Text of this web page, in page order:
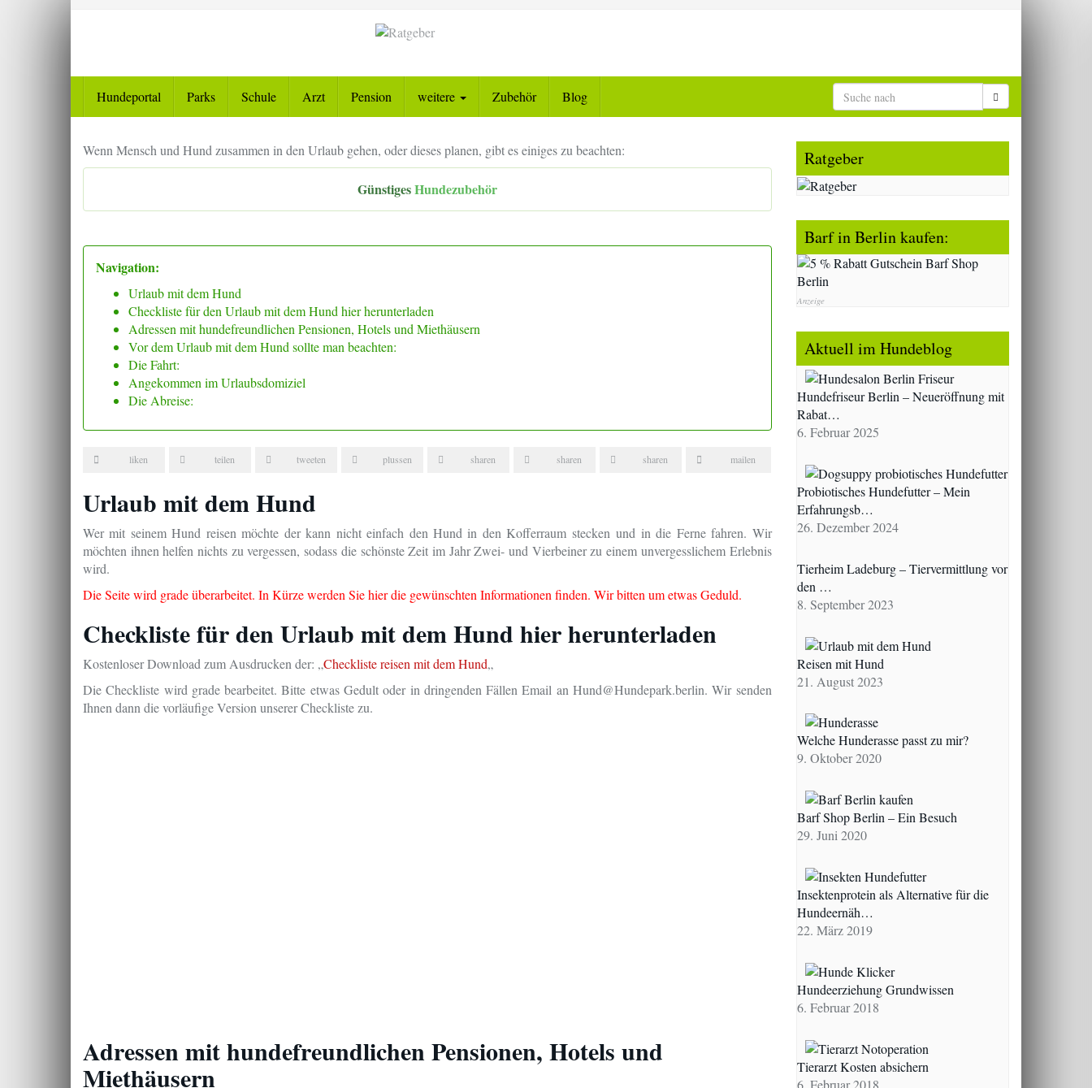
Hundeportal Parks Schule Arzt Pension weitere Zubehör Blog
Wenn Mensch und Hund zusammen in den Urlaub gehen, oder dieses planen, gibt es einiges zu beachten:
GünstigesHundezubehör
Navigation:
Urlaub mit dem Hund
Checkliste für den Urlaub mit dem Hund hier herunterladen
Adressen mit hundefreundlichen Pensionen, Hotels und Miethäusern
Vor dem Urlaub mit dem Hund sollte man beachten:
Die Fahrt:
Angekommen im Urlaubsdomiziel
Die Abreise:
liken teilen tweeten plussen sharen sharen sharen mailen
Urlaub mit dem Hund
Wer mit seinem Hund reisen möchte der kann nicht einfach den Hund in den Kofferraum stecken und in die Ferne fahren. Wir
möchten ihnen helfen nichts zu vergessen, sodass die schönste Zeit im Jahr Zwei- und Vierbeiner zu einem unvergesslichem Erlebnis
wird.
Die Seite wird grade überarbeitet. In Kürze werden Sie hier die gewünschten Informationen finden. Wir bitten um etwas Geduld.
Checkliste für den Urlaub mit dem Hund hier herunterladen
Kostenloser Download zum Ausdrucken der: „Checkliste reisen mit dem Hund„
Die Checkliste wird grade bearbeitet. Bitte etwas Gedult oder in dringenden Fällen Email an Hund@Hundepark.berlin. Wir senden
Ihnen dann die vorläufige Version unserer Checkliste zu.
Adressen mit hundefreundlichen Pensionen, Hotels und
Miethäusern
Ratgeber
Barf in Berlin kaufen:
Anzeige
Aktuell im Hundeblog
Hundefriseur Berlin – Neueröffnung mit
Rabat…
6. Februar 2025
Probiotisches Hundefutter – Mein
Erfahrungsb…
26. Dezember 2024
Tierheim Ladeburg – Tiervermittlung vor
den …
8. September 2023
Reisen mit Hund
21. August 2023
Welche Hunderasse passt zu mir?
9. Oktober 2020
Barf Shop Berlin – Ein Besuch
29. Juni 2020
Insektenprotein als Alternative für die
Hundeernäh…
22. März 2019
Hundeerziehung Grundwissen
6. Februar 2018
Tierarzt Kosten absichern
6. Februar 2018